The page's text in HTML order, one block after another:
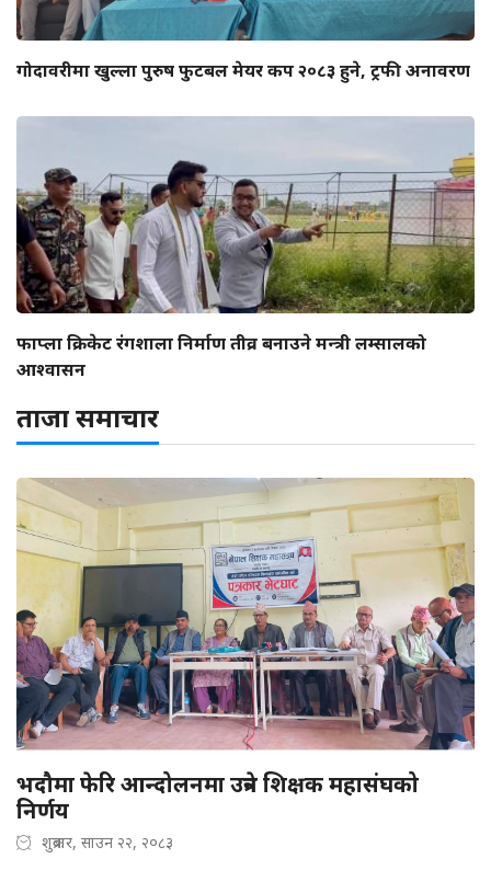
गोदावरीमा खुल्ला पुरुष फुटबल मेयर कप २०८३ हुने, ट्रफी अनावरण
फाप्ला क्रिकेट रंगशाला निर्माण तीव्र बनाउने मन्त्री लम्सालको
आश्वासन
ताजा समाचार
भदौमा फेरि आन्दोलनमा उत्रने शिक्षक महासंघको
निर्णय
शुक्रबार, साउन २२, २०८३